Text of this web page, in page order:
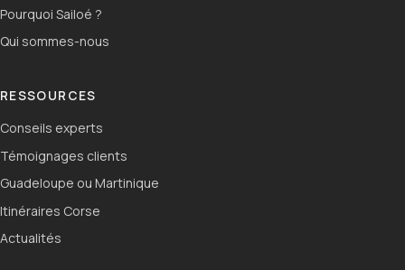
Pourquoi Sailoé ?
Qui sommes-nous
RESSOURCES
Conseils experts
Témoignages clients
Guadeloupe ou Martinique
Itinéraires Corse
Actualités